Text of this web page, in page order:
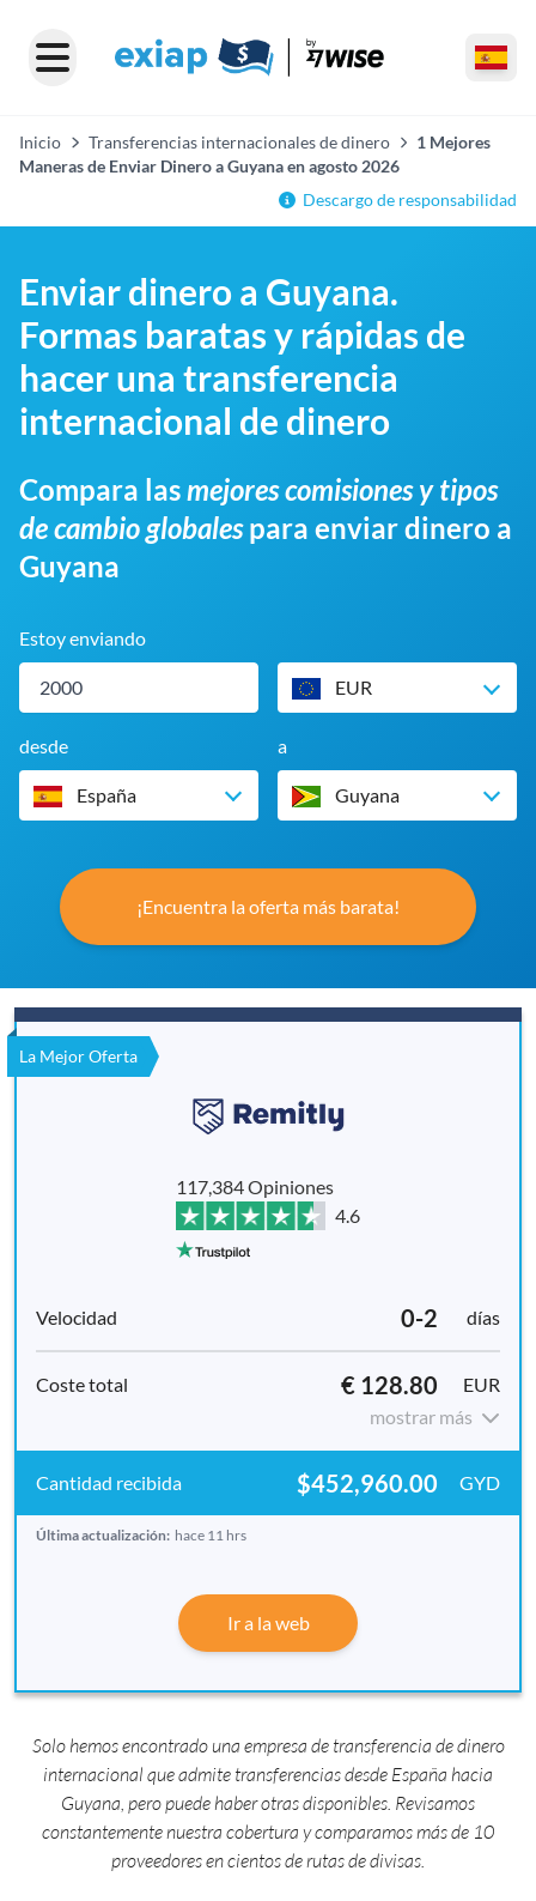
Inicio Transferencias internacionales de dinero
1 Mejores
Maneras de Enviar Dinero a Guyana en agosto 2026
Descargo de responsabilidad
Enviar dinero a Guyana.
Formas baratas y rápidas de
hacer una transferencia
internacional de dinero
Compara lasmejores comisiones y tipos
de cambio globalespara enviar dinero a
Guyana
Estoy enviando
EUR
desde
España
a
Guyana
¡Encuentra la oferta más barata!
La Mejor Oferta
117,384 Opiniones
4.6
0-2 días
€ 128.80
EUR
mostrar más
$452,960.00 GYD
Última actualización: hace 11 hrs
Ir a la web
Solo hemos encontrado una empresa de transferencia de dinero
internacional que admite transferencias desde España hacia
Guyana, pero puede haber otras disponibles. Revisamos
constantemente nuestra cobertura y comparamos más de 10
proveedores en cientos de rutas de divisas.